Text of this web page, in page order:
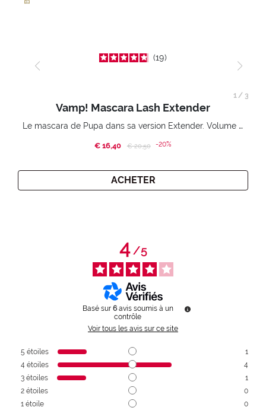
19
Vamp! Mascara Lash Extender
Le mascara de Pupa dans sa version Extender. Volume extension 3D. Des cils amplifiés et liftés à l’infini.
€ 16,40 Price reduced from
€ 20,50to-20%
ACHETER
1 / 3
4/5
Basé sur 6 avis soumis à un
contrôle
Voir tous les avis sur ce site
5 étoiles
1
4 étoiles
4
3 étoiles
1
2 étoiles
0
1 étoile 0